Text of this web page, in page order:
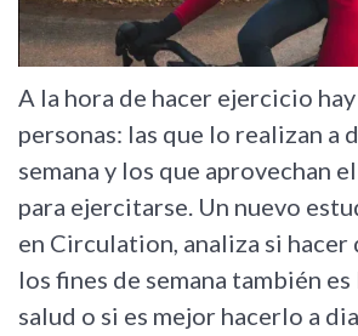
A la hora de hacer ejercicio
personas: las que lo realizan a
semana y los que aprovechan
para ejercitarse. Un nuevo
en Circulation, analiza si
los fines de semana también
salud o si es mejor hacerlo a